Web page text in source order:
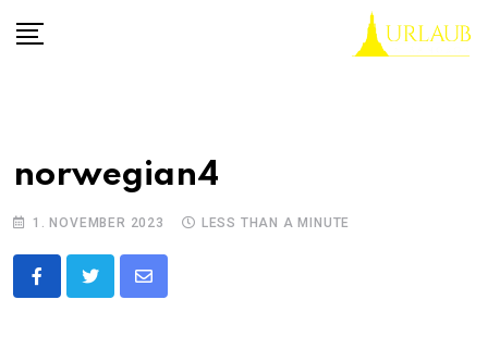
norwegian4
1. NOVEMBER 2023 LESS THAN A MINUTE
Share